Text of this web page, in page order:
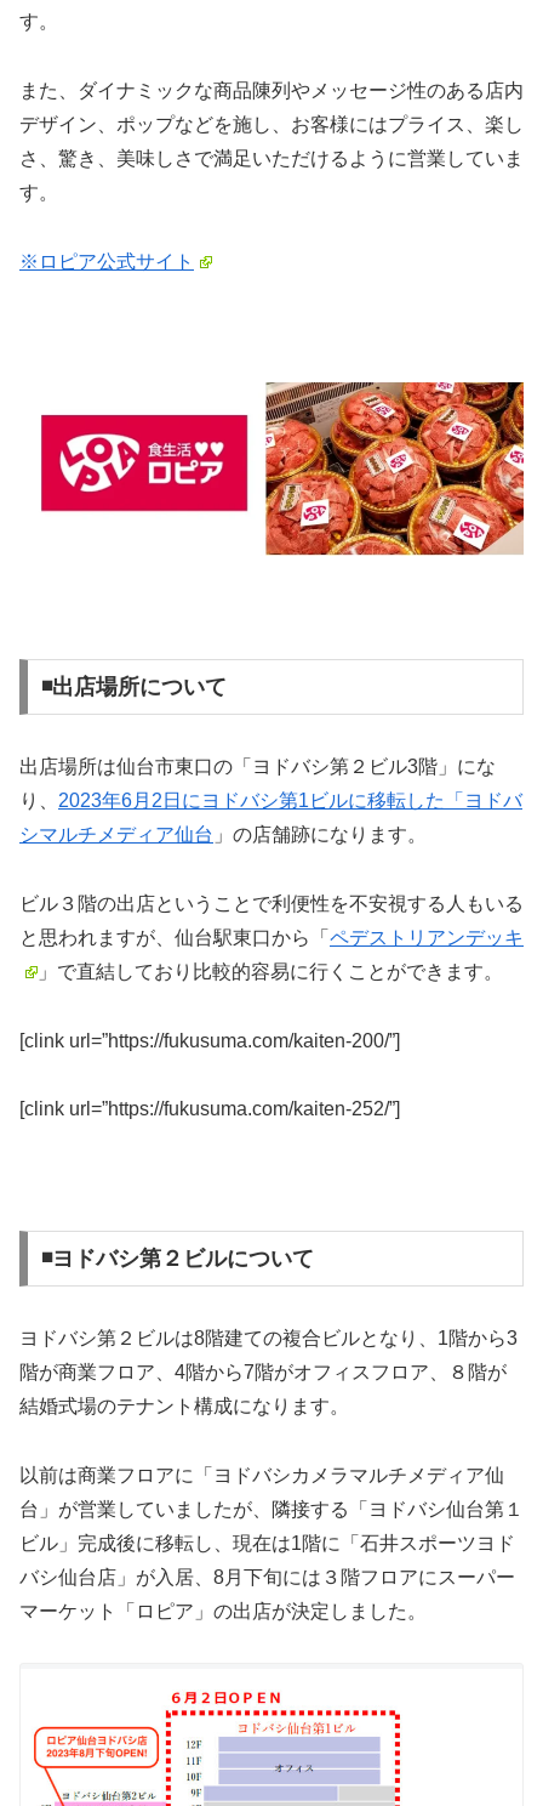
す。
また、ダイナミックな商品陳列やメッセージ性のある店内
デザイン、ポップなどを施し、お客様にはプライス、楽し
さ、驚き、美味しさで満足いただけるように営業していま
す。
※ロピア公式サイト
◾️出店場所について
出店場所は仙台市東口の「ヨドバシ第２ビル3階」にな
り、 2023年6月2日にヨドバシ第1ビルに移転した「ヨドバ
シマルチメディア仙台 」の店舗跡になります。
ビル３階の出店ということで利便性を不安視する人もいる
と思われますが、仙台駅東口から「 ペデストリアンデッキ
」で直結しており比較的容易に行くことができます。
[clink url=”https://fukusuma.com/kaiten-200/”]
[clink url=”https://fukusuma.com/kaiten-252/”]
◾️ヨドバシ第２ビルについて
ヨドバシ第２ビルは8階建ての複合ビルとなり、1階から3
階が商業フロア、4階から7階がオフィスフロア、８階が
結婚式場のテナント構成になります。
以前は商業フロアに「ヨドバシカメラマルチメディア仙
台」が営業していましたが、隣接する「ヨドバシ仙台第１
ビル」完成後に移転し、現在は1階に「石井スポーツヨド
バシ仙台店」が入居、8月下旬には３階フロアにスーパー
マーケット「ロピア」の出店が決定しました。